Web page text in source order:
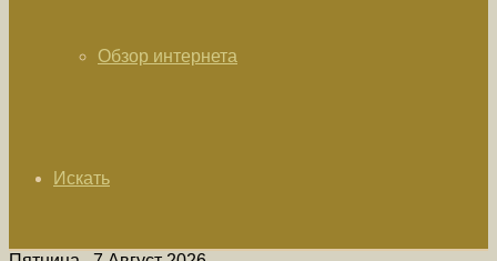
Обзор интернета
Искать